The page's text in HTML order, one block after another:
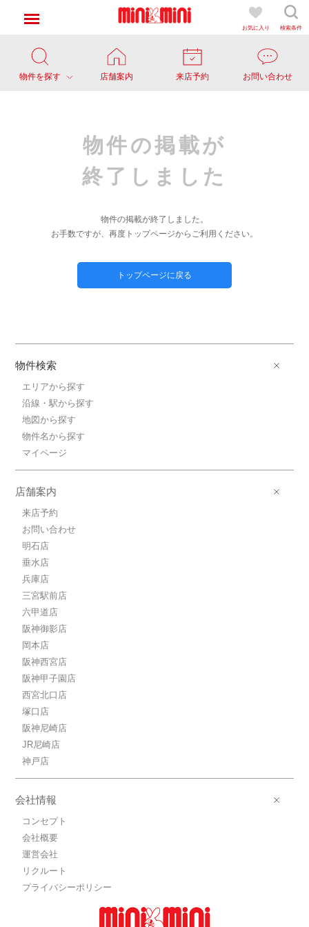
お気に入り 検索条件
物件を探す 店舗案内 来店予約 お問い合わせ
物件の掲載が
終了しました
物件の掲載が終了しました。
お手数ですが、再度トップページからご利用ください。
トップページに戻る
物件検索
エリアから探す
沿線・駅から探す
地図から探す
物件名から探す
マイページ
店舗案内
来店予約
お問い合わせ
明石店
垂水店
兵庫店
三宮駅前店
六甲道店
阪神御影店
岡本店
阪神西宮店
阪神甲子園店
西宮北口店
塚口店
阪神尼崎店
JR尼崎店
神戸店
会社情報
コンセプト
会社概要
運営会社
リクルート
プライバシーポリシー